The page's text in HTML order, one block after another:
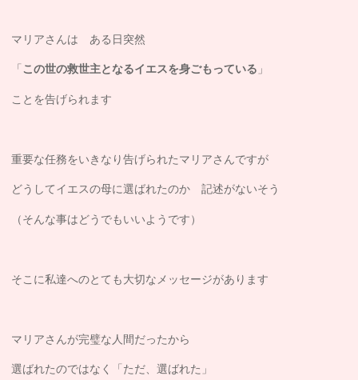
マリアさんは ある日突然
「 この世の救世主となるイエスを身ごもっている 」
ことを告げられます
重要な任務をいきなり告げられたマリアさんですが
どうしてイエスの母に選ばれたのか 記述がないそう
（そんな事はどうでもいいようです）
そこに私達へのとても大切なメッセージがあります
マリアさんが完璧な人間だったから
選ばれたのではなく「ただ、選ばれた」